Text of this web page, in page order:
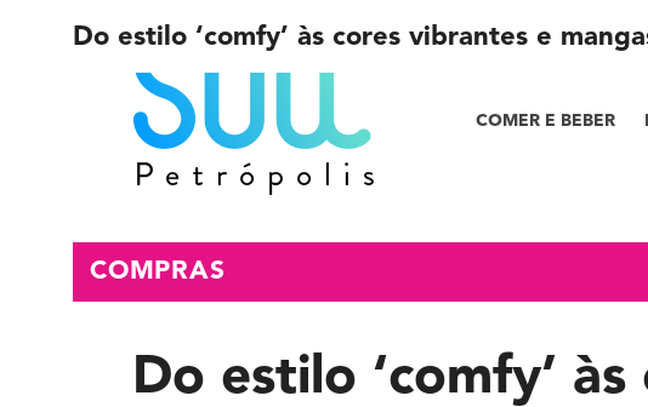
COMER E BEBER
Do estilo ‘comfy’ às cores vibrantes e
COMPRAS
Do estilo ‘comfy’